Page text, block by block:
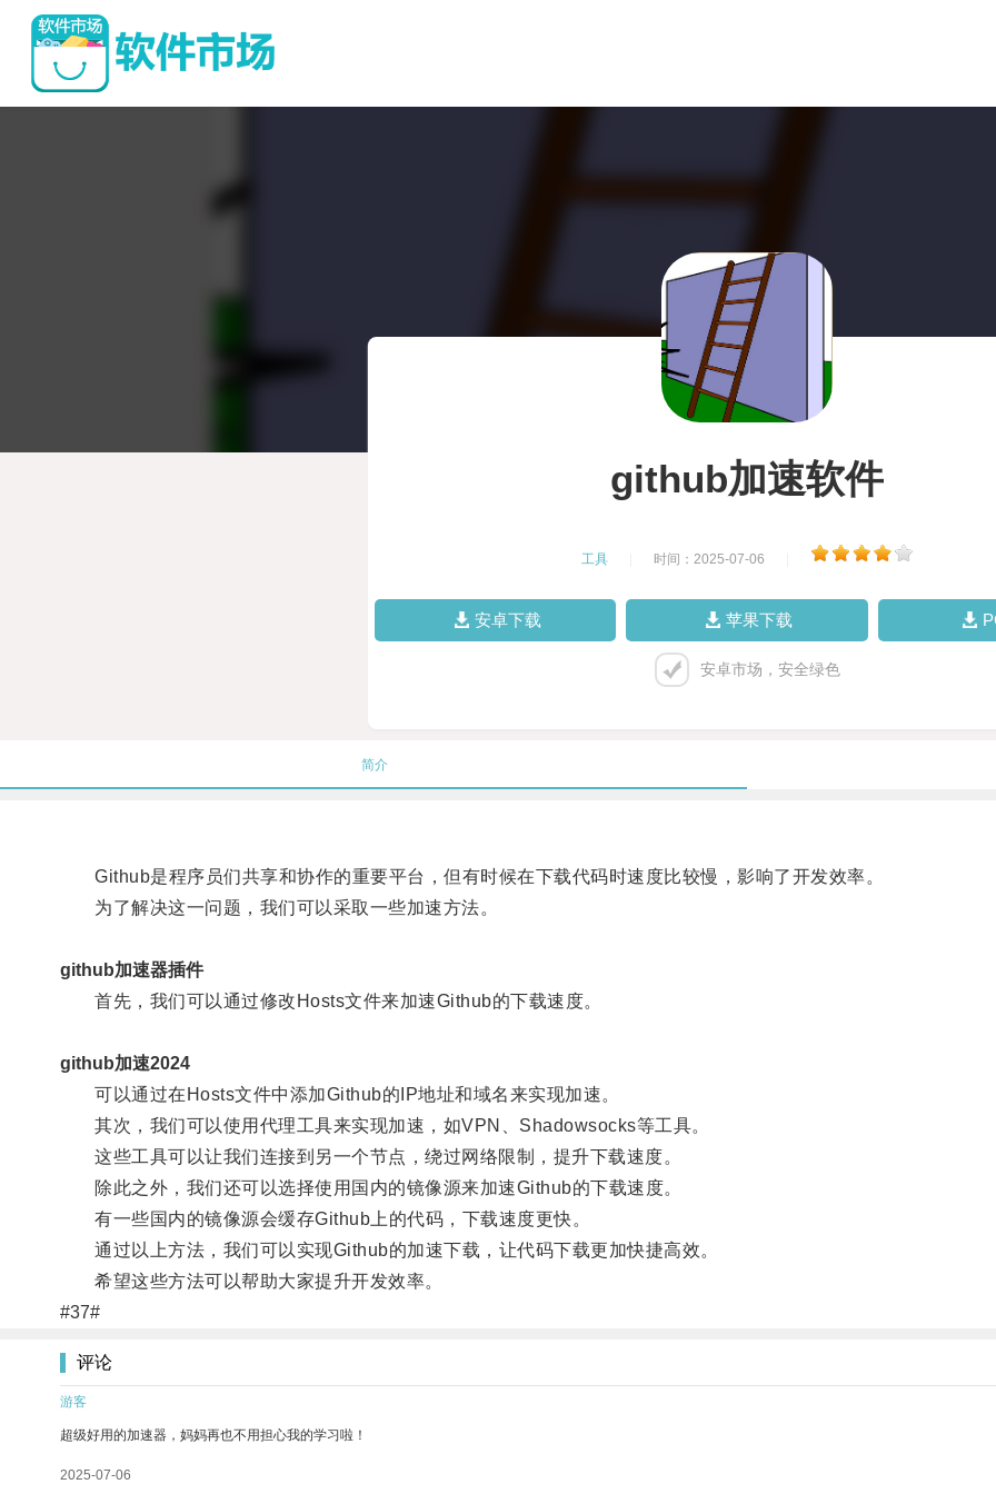
github加速软件
工具 时间：2025-07-06
安卓下载 苹果下载
安卓市场，安全绿色
简介
Github是程序员们共享和协作的重要平台，但有时候在下载代码时速度比较慢，影响了开发效率。
为了解决这一问题，我们可以采取一些加速方法。
github加速器插件
首先，我们可以通过修改Hosts文件来加速Github的下载速度。
github加速2024
可以通过在Hosts文件中添加Github的IP地址和域名来实现加速。
其次，我们可以使用代理工具来实现加速，如VPN、Shadowsocks等工具。
这些工具可以让我们连接到另一个节点，绕过网络限制，提升下载速度。
除此之外，我们还可以选择使用国内的镜像源来加速Github的下载速度。
有一些国内的镜像源会缓存Github上的代码，下载速度更快。
通过以上方法，我们可以实现Github的加速下载，让代码下载更加快捷高效。
希望这些方法可以帮助大家提升开发效率。
#37#
评论
游客
超级好用的加速器，妈妈再也不用担心我的学习啦！
2025-07-06